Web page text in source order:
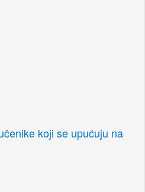
koji se upućuju na